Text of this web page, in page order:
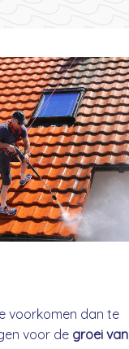
voorkomen dan te
voor de groei van